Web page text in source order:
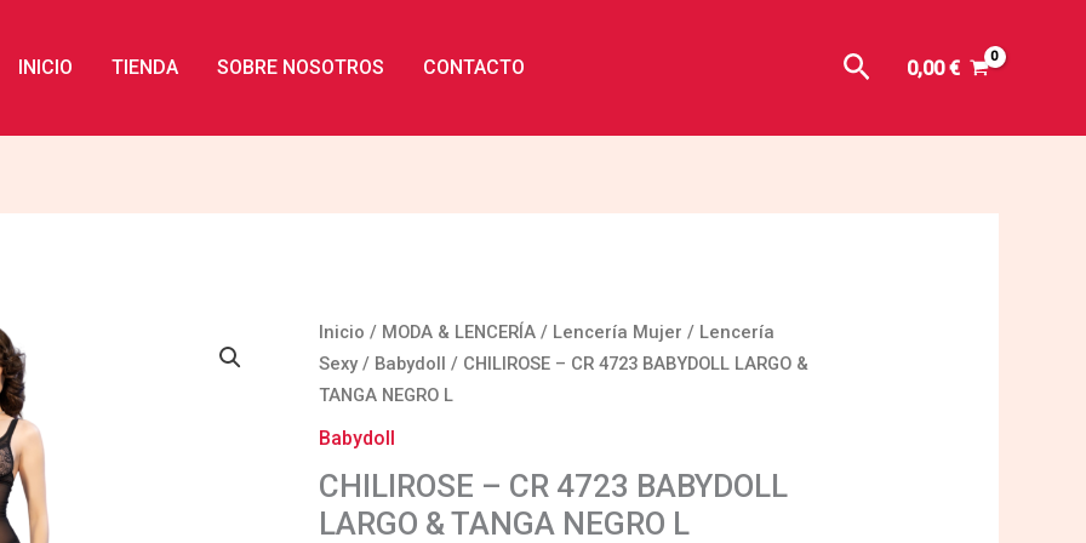
INICIO TIENDA SOBRE NOSOTROS CONTACTO Buscar
0,00€
Inicio / MODA & LENCERÍA / Lencería Mujer / Lencería
Sexy/ Babydoll
/ CHILIROSE – CR 4723 BABYDOLL LARGO &
TANGA NEGRO L
Babydoll
CHILIROSE – CR 4723 BABYDOLL
LARGO & TANGA NEGRO L
CHILIROSE
-
CR
4723
LARGO